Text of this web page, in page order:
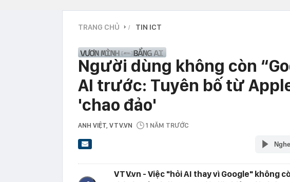
TRANG CHỦ › TIN ICT
Người dùng không còn
AI trước: Tuyên bố từ
'chao đảo'
ANH VIỆT , VTV.VN 1 NĂM TRƯỚC
VTV.vn - Việc "hỏi AI thay vì Google" không